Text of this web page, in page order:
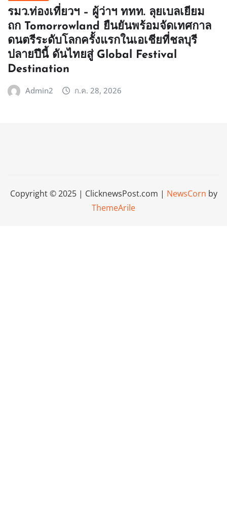
รมว.ท่องเที่ยวฯ – ผู้ว่าฯ ททท. ลุยเบลเยียม
ถก Tomorrowland ยืนยันพร้อมจัดเทศกาล
ดนตรีระดับโลกครั้งแรกในเอเชียที่ชลบุรี
ปลายปีนี้ ดันไทยสู่ Global Festival
Destination
Admin2 ก.ค. 28, 2026
Copyright © 2025 | ClicknewsPost.com | NewsCorn by
ThemeArile